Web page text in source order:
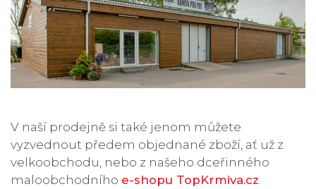
V naší prodejně si také jenom můžete
vyzvednout předem objednané zboží, ať už z
velkoobchodu, nebo z našeho dceřinného
maloobchodního e-shopu TopKrmiva.cz